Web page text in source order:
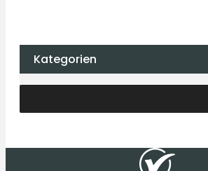
Kategorien